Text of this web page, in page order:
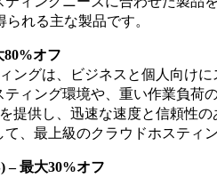
れる主な製品です。
80%オフ
ングは、ビジネスと個人向け
ィング環境や、重い作業負荷
提供し、迅速な速度と信頼性
て、最上級のクラウドホスティ
– 最大30%オフ